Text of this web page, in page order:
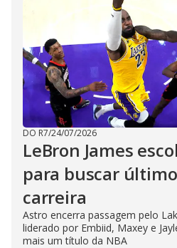
DO R7/24/07/2026
LeBron James
para buscar
carreira
Astro encerra passagem pelo
liderado por Embiid, Maxey e
mais um título da NBA